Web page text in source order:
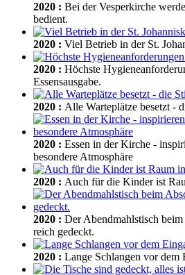
2020 : Bei der Vesperkirche
bedient.
2020 : Viel Betrieb in der St.
2020 : Höchste
Essensausgabe.
2020 : Alle Warteplätze besetzt -
2020 : Essen in der Kirche -
besondere Atmosphäre
2020 : Auch für die Kinder ist
2020 : Der Abendmahlstisch
reich gedeckt.
2020 : Lange Schlangen vor dem